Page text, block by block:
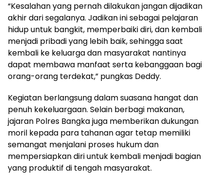
“Kesalahan yang pernah dilakukan jangan dijadikan
akhir dari segalanya. Jadikan ini sebagai pelajaran
hidup untuk bangkit, memperbaiki diri, dan kembali
menjadi pribadi yang lebih baik, sehingga saat
kembali ke keluarga dan masyarakat nantinya
dapat membawa manfaat serta kebanggaan bagi
orang-orang terdekat,” pungkas Deddy.
Kegiatan berlangsung dalam suasana hangat dan
penuh kekeluargaan. Selain berbagi makanan,
jajaran Polres Bangka juga memberikan dukungan
moril kepada para tahanan agar tetap memiliki
semangat menjalani proses hukum dan
mempersiapkan diri untuk kembali menjadi bagian
yang produktif di tengah masyarakat.